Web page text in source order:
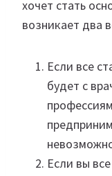
хочет стать
возникает два
Если все
будет с
Если вы